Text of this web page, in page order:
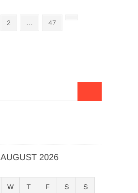
Page
2 … Page
47
AUGUST 2026
W T F S S